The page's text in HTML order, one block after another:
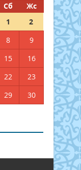
Сб
Жс
1
2
8
9
15
16
22
23
29
30